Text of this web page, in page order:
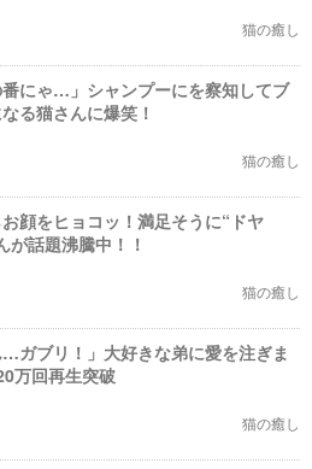
猫の癒し
番にゃ…」シャンプーにを察知してブ
る猫さんに爆笑！
猫の癒し
お顔をヒョコッ！満足そうに“ドヤ
が話題沸騰中！！
猫の癒し
…ガブリ！」大好きな弟に愛を注ぎま
万回再生突破
猫の癒し